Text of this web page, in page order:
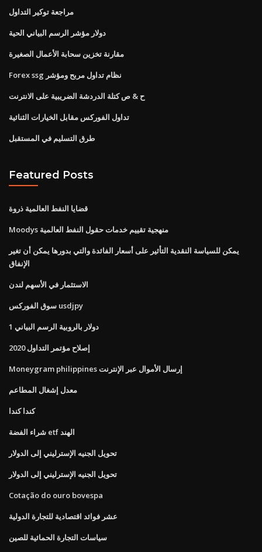
مراجعة توكير التداول
دولار مؤشر الرسم البياني الحية
مقارنة تخزين سحابة الأعمال الصغيرة
Forex ssg نظام تداول مربح ومؤشر
ح & ص كتلة الدردشة الضريبية على الانترنت
تداول الفوركس مقابل الخيارات الثنائية
طرق التسليم في المستقبل
Featured Posts
قضايا النفط العالمية ذروة
Moodys منهجية تقييم خدمات حقول النفط العالمية
يمكن للسياسة النقدية التأثير على أسعار الفائدة والتي بدورها يمكن أن تغير
الإنفاق
الاستثمار في الأسهم لندن
سوق الفوركس usdjpy
1 دولار بالروبية الرسم البياني
إصلاح مؤتمر التداول 2020
Moneygram philippines إرسال الأموال عبر الإنترنت
معدل إشغال المطاعم
كندا كندا
شراء الفضة etf الهند
تحويل الجنيه الإسترليني إلى الدولار
تحويل الجنيه الإسترليني إلى الدولار
Cotação do ouro bovespa
عشر فوائد اقتصادية للتجارة الدولية
سياسات التجارة الحمائية للصين